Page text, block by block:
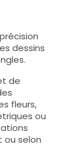
dessins
de
fleurs,
ou
ou selon